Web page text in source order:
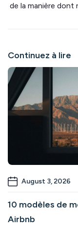
de la manière dont
Continuez à lire
August 3, 2026
10 modèles de
Airbnb